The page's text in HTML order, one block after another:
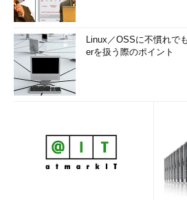
Linux／OSSに不慣れで
erを扱う際のポイント